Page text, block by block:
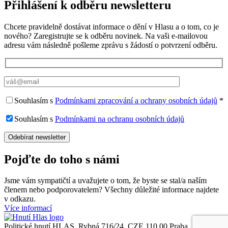
Přihlášení k odběru newsletteru
Chcete pravidelně dostávat informace o dění v Hlasu a o tom, co je
nového? Zaregistrujte se k odběru novinek. Na vaši e-mailovou
adresu vám následně pošleme zprávu s žádostí o potvrzení odběru.
Souhlasím s Podmínkami zpracování a ochrany osobních údajů *
Souhlasím s Podmínkami na ochranu osobních údajů
Pojďte do toho s námi
Jsme vám sympatičtí a uvažujete o tom, že byste se stal/a naším
členem nebo podporovatelem? Všechny důležité informace najdete
v odkazu.
Více informací